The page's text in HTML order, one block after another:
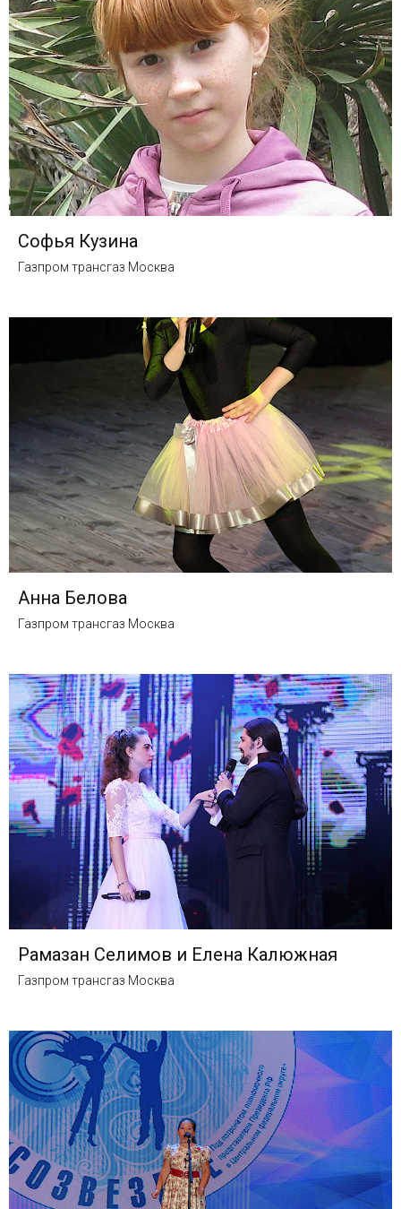
Софья Кузина
Газпром трансгаз Москва
Анна Белова
Газпром трансгаз Москва
Рамазан Селимов и Елена Калюжная
Газпром трансгаз Москва